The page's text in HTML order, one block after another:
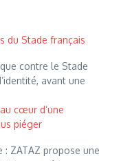
du Stade français
contre le Stade
avant une
cœur d’une
piéger
ZATAZ propose une